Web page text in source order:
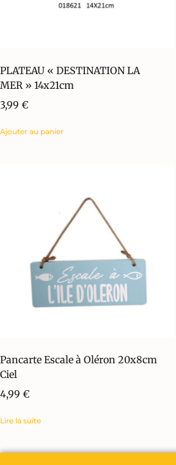
PLATEAU « DESTINATION LA
MER » 14x21cm
3,99 €
Ajouter au panier
Pancarte Escale à Oléron 20x8cm
Ciel
4,99 €
Lire la suite